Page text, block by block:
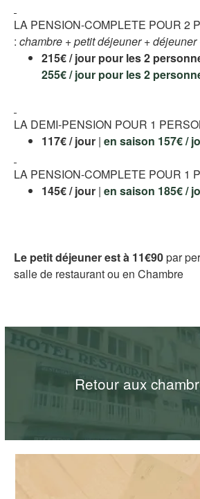
LA PENSION-COMPLETE POUR 2
: chambre + petit déjeuner + déjeuner
215€ / jour pour les 2
255€ / jour pour les 2
LA DEMI-PENSION POUR 1
117€ / jour | en saison 157€ /
LA PENSION-COMPLETE POUR 1
145€ / jour | en saison 185€ /
Le petit déjeuner est à 11€90par
salle de restaurant ou en Chambre
Retour aux